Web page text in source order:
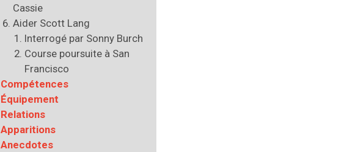
Cassie
Aider Scott Lang
Interrogé par Sonny Burch
Course poursuite à San
Francisco
Compétences
Équipement
Relations
Apparitions
Anecdotes